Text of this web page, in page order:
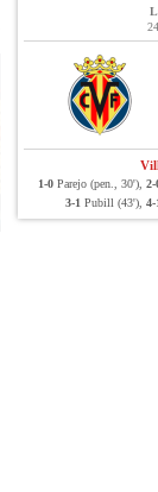
1-0Parejo (pen., 30'), 2-
3-1 Pubill (43'), 4-